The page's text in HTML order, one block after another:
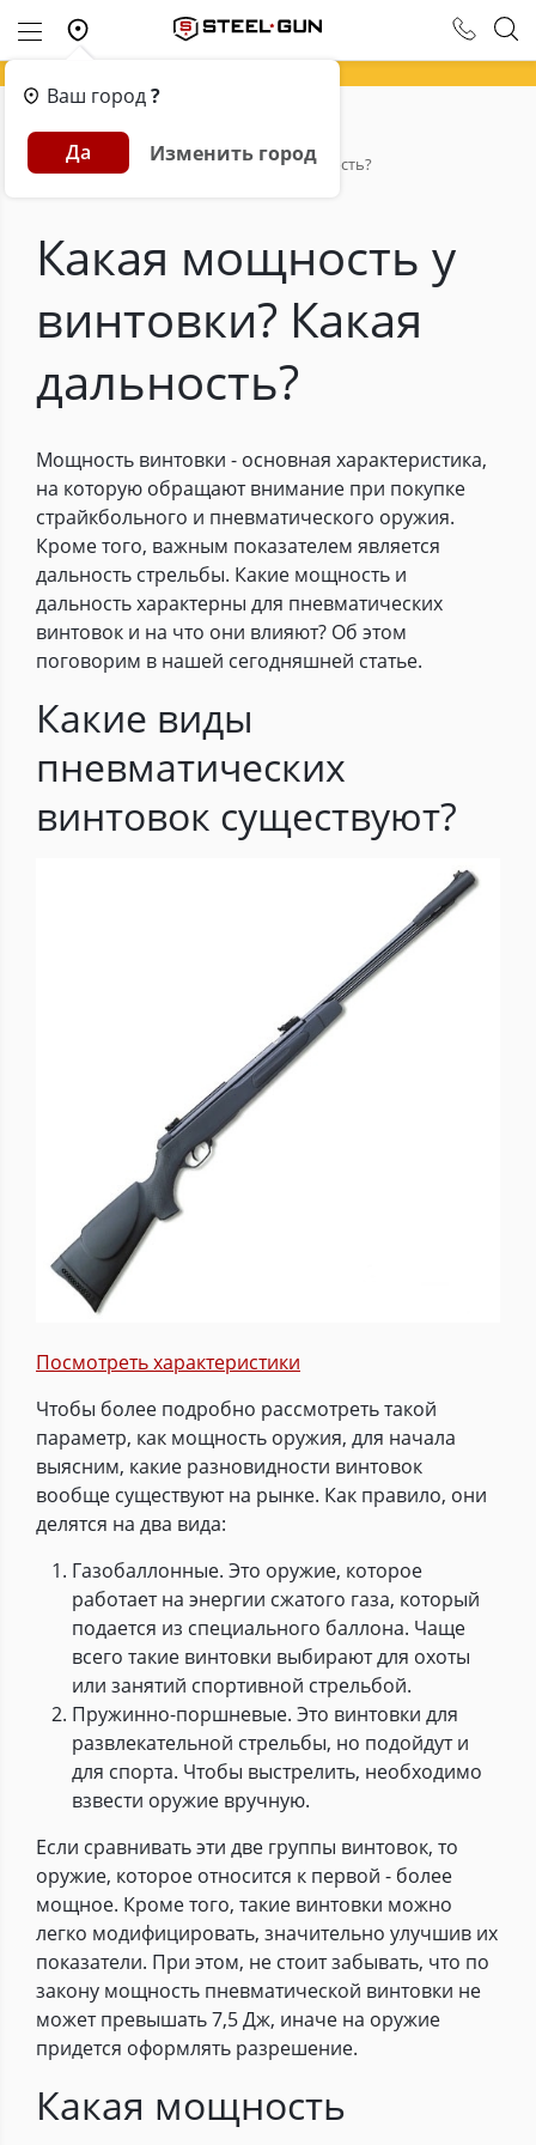
Ваш город?
Да Изменить город
Главная
Обзоры
Какая мощность у винтовки? Какая дальность?
Какая мощность у
винтовки? Какая
дальность?
Мощность винтовки - основная характеристика,
на которую обращают внимание при покупке
страйкбольного и пневматического оружия.
Кроме того, важным показателем является
дальность стрельбы. Какие мощность и
дальность характерны для пневматических
винтовок и на что они влияют? Об этом
поговорим в нашей сегодняшней статье.
Какие виды
пневматических
винтовок существуют?
Посмотреть характеристики
Чтобы более подробно рассмотреть такой
параметр, как мощность оружия, для начала
выясним, какие разновидности винтовок
вообще существуют на рынке. Как правило, они
делятся на два вида:
Газобаллонные. Это оружие, которое
работает на энергии сжатого газа, который
подается из специального баллона. Чаще
всего такие винтовки выбирают для охоты
или занятий спортивной стрельбой.
Пружинно-поршневые. Это винтовки для
развлекательной стрельбы, но подойдут и
для спорта. Чтобы выстрелить, необходимо
взвести оружие вручную.
Если сравнивать эти две группы винтовок, то
оружие, которое относится к первой - более
мощное. Кроме того, такие винтовки можно
легко модифицировать, значительно улучшив их
показатели. При этом, не стоит забывать, что по
закону мощность пневматической винтовки не
может превышать 7,5 Дж, иначе на оружие
придется оформлять разрешение.
Какая мощность